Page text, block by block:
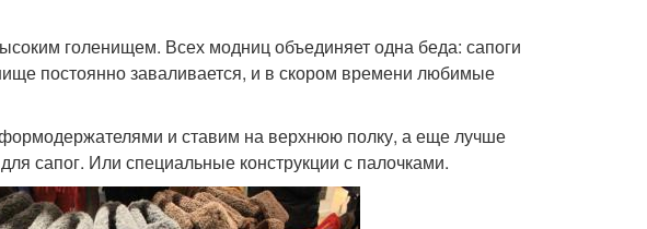
голенищем. Всех модниц объединяет одна беда: сапоги
постоянно заваливается, и в скором времени любимые
и ставим на верхнюю полку, а еще лучше
сапог. Или специальные конструкции с палочками.